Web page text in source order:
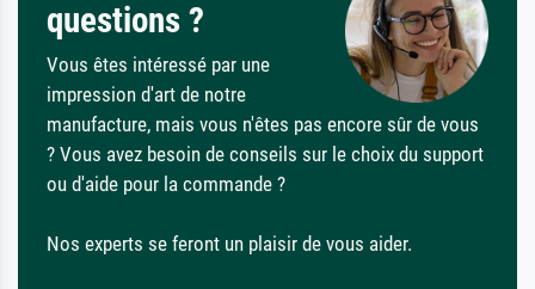
questions ?
Vous êtes intéressé par une
impression d'art de notre
manufacture, mais vous n'êtes pas encore sûr de vous
? Vous avez besoin de conseils sur le choix du support
ou d'aide pour la commande ?
Nos experts se feront un plaisir de vous aider.